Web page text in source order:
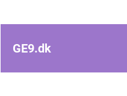
GE9.dk